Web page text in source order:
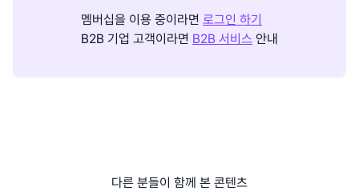
멤버십을 이용 중이라면 로그인 하기
B2B 기업 고객이라면 B2B 서비스 안내
다른 분들이 함께 본 콘텐츠